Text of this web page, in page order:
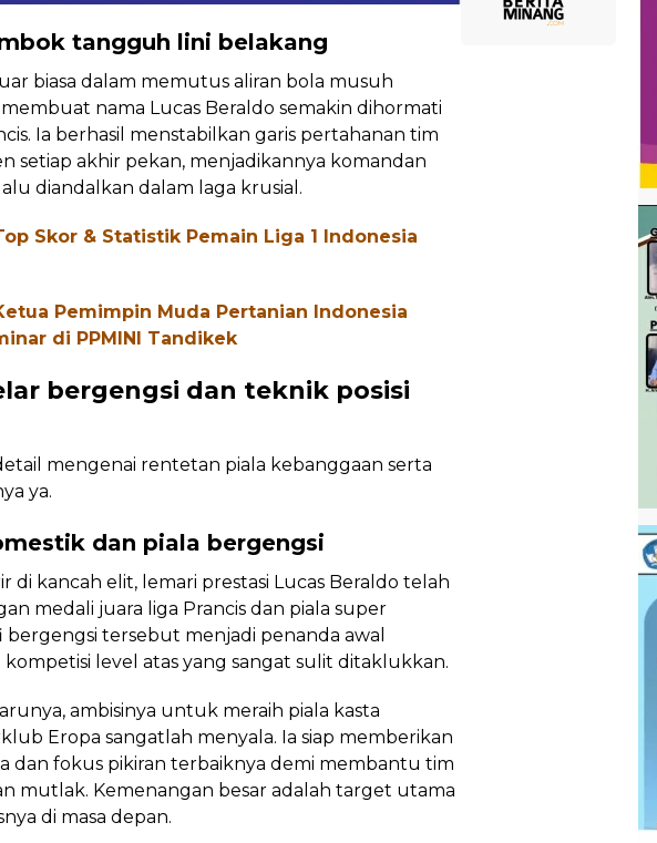
tangguh lini belakang
biasa dalam memutus aliran bola musuh
nama Lucas Beraldo semakin dihormati
Ia berhasil menstabilkan garis pertahanan tim
setiap akhir pekan, menjadikannya komandan
diandalkan dalam laga krusial.
Skor & Statistik Pemain Liga 1 Indonesia
Pemimpin Muda Pertanian Indonesia
di PPMINI Tandikek
bergengsi dan teknik posisi
mengenai rentetan piala kebanggaan serta
ya.
dan piala bergengsi
di kancah elit, lemari prestasi Lucas Beraldo telah
medali juara liga Prancis dan piala super
bergengsi tersebut menjadi penanda awal
kompetisi level atas yang sangat sulit ditaklukkan.
ambisinya untuk meraih piala kasta
Eropa sangatlah menyala. Ia siap memberikan
dan fokus pikiran terbaiknya demi membantu tim
mutlak. Kemenangan besar adalah target utama
di masa depan.